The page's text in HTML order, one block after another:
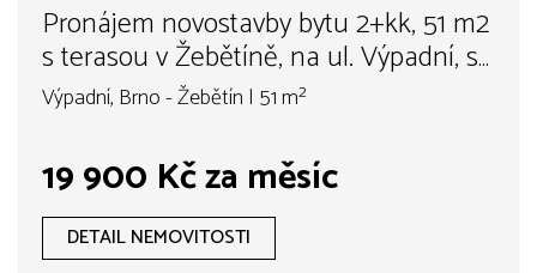
Pronájem novostavby bytu 2+kk, 51 m2
s terasou v Žebětíně, na ul. Výpadní, s
možností pronájmu až 2 parkovacích
stání
Výpadní, Brno - Žebětín | 51 m²
19 900 Kč za měsíc
DETAIL NEMOVITOSTI